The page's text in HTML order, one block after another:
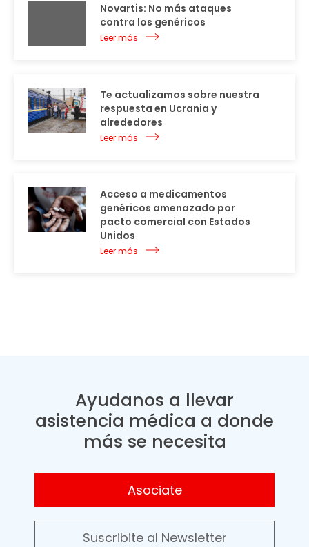
Novartis: No más ataques
contra los genéricos
Leer más
Te actualizamos sobre nuestra
respuesta en Ucrania y
alrededores
Leer más
Acceso a medicamentos
genéricos amenazado por
pacto comercial con Estados
Unidos
Leer más
Ayudanos a llevar
asistencia médica a donde
más se necesita
Asociate
Suscribite al Newsletter